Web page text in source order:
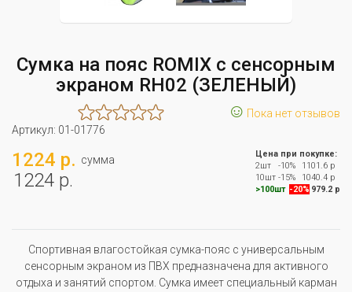
Сумка на пояс ROMIX с сенсорным
экраном RH02 (ЗЕЛЕНЫЙ)
☺ Пока нет отзывов
Артикул: 01-01776
1224 р. сумма
1224 р.
Цена при покупке:
2шт
-10%
1101.6 р
10шт -15%
1040.4 р
>100шт -20% 979.2 р
Спортивная влагостойкая сумка-пояс с универсальным
сенсорным экраном из ПВХ предназначена для активного
отдыха и занятий спортом. Сумка имеет специальный карман